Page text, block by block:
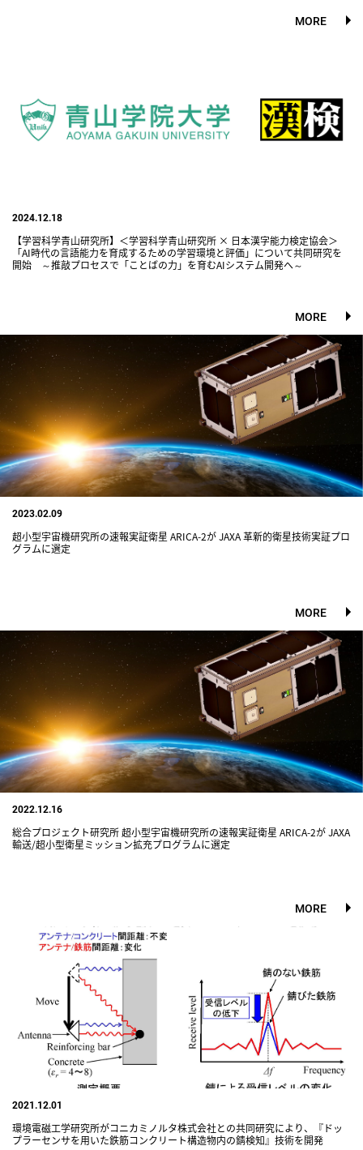
MORE
2024.12.18
【学習科学青山研究所】＜学習科学青山研究所 × 日本漢字能力検定協会＞
「AI時代の言語能力を育成するための学習環境と評価」について共同研究を
開始 ～推敲プロセスで「ことばの力」を育むAIシステム開発へ～
MORE
2023.02.09
超小型宇宙機研究所の速報実証衛星 ARICA-2が JAXA 革新的衛星技術実証プロ
グラムに選定
MORE
2022.12.16
総合プロジェクト研究所 超小型宇宙機研究所の速報実証衛星 ARICA-2が JAXA
輸送/超小型衛星ミッション拡充プログラムに選定
MORE
2021.12.01
環境電磁工学研究所がコニカミノルタ株式会社との共同研究により、『ドッ
プラーセンサを用いた鉄筋コンクリート構造物内の錆検知』技術を開発